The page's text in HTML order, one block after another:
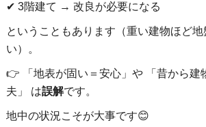
✔ 3階建て → 改良が必要になる
ということもあります（重い建物ほど
い）。
👉 「地表が固い＝安心」や 「昔から建
夫」 は誤解です。
地中の状況こそが大事です😊